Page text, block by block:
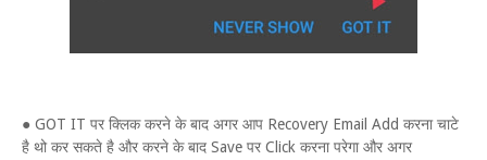
● GOT IT पर क्लिक करने के बाद अगर आप Recovery Email Add करना चाटे
है थो कर सकते है और करने के बाद Save पर Click करना परेगा और अगर